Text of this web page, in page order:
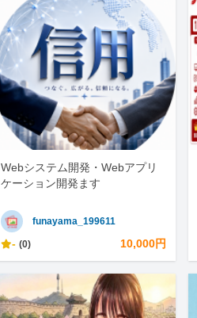
Webシステム開発・Webアプリ
ケーション開発ます
funayama_199611
- (0) 10,000円